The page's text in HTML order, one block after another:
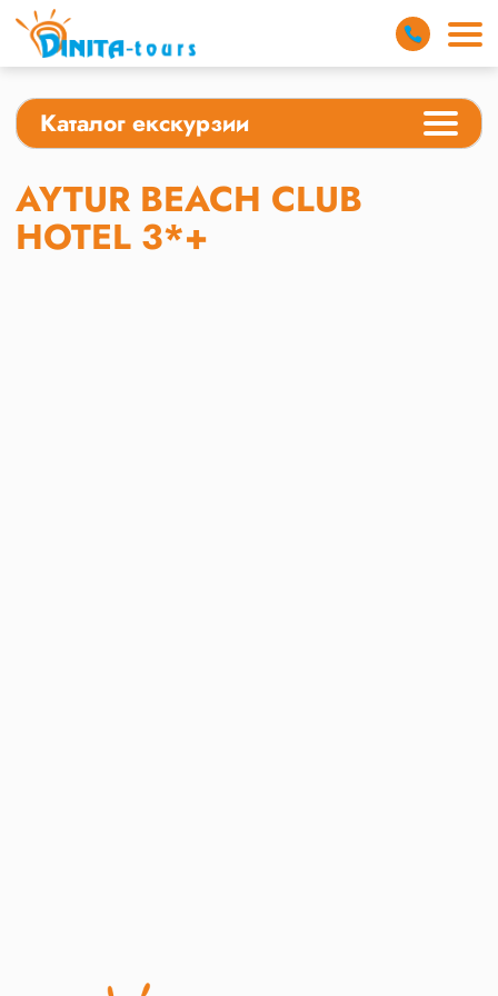
Каталог екскурзии
AYTUR BEACH CLUB
HOTEL 3*+